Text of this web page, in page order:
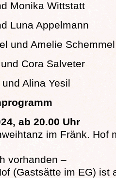
Monika Wittstatt
Luna Appelmann
und Amelie Schemmel
Cora Salveter
Alina Yesil
ab 20.00 Uhr
im Fränk. Hof
vorhanden –
(Gastsätte im EG) ist